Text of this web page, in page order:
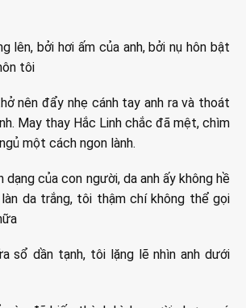
lên, bởi hơi ấm của anh, bởi nụ hôn bật
tôi
nên đẩy nhẹ cánh tay anh ra và thoát
May thay Hắc Linh chắc đã mệt, chìm
một cách ngon lành.
dạng của con người, da anh ấy không hề
da trắng, tôi thậm chí không thể gọi
sổ dần tạnh, tôi lặng lẽ nhìn anh dưới